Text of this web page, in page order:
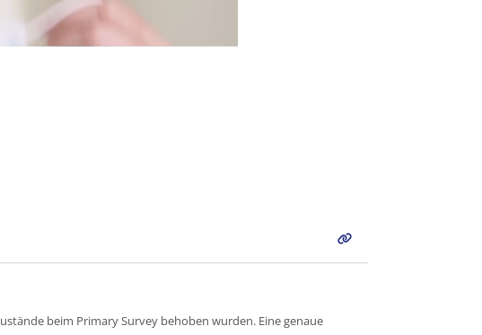
beim Primary Survey behoben wurden. Eine genaue